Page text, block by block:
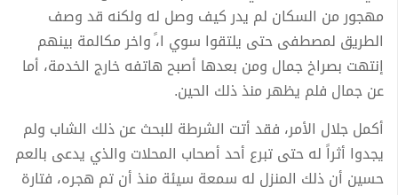
مهجور من السكان لم يدر كيف وصل له ولكنه قد وصف
الطريق لمصطفى حتى يلتقوا سوي ا،ً واخر مكالمة بينهم
إنتهت بصراخ جمال ومن بعدها أصبح هاتفه خارج الخدمة، أما
عن جمال فلم يظهر منذ ذلك الحين.
أكمل جلال الأمر، فقد أتت الشرطة للبحث عن ذلك الشاب ولم
يجدوا أثراً له حتى تبرع أحد أصحاب المحلات والذي يدعى بالعم
حسين أن ذلك المنزل له سمعة سيئة منذ أن تم هجره، فتارة